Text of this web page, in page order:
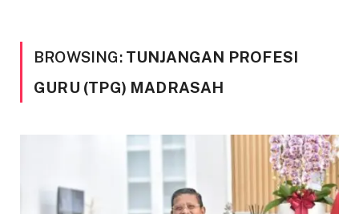
BROWSING: TUNJANGAN PROFESI
GURU (TPG) MADRASAH